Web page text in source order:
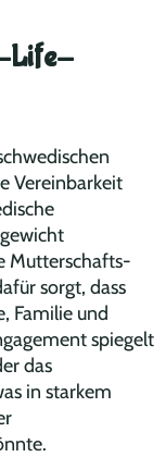
Life-
Vereinbarkeit
Mutterschafts-
sorgt, dass
Familie und
spiegelt
das
in starkem